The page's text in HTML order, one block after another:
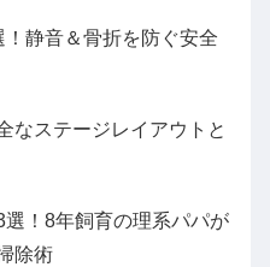
静音＆骨折を防ぐ安全
なステージレイアウトと
！8年飼育の理系パパが
除術